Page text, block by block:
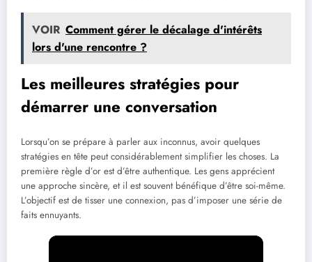
VOIR Comment gérer le décalage d'intérêts
lors d'une rencontre ?
Les meilleures stratégies pour
démarrer une conversation
Lorsqu’on se prépare à parler aux inconnus, avoir quelques
stratégies en tête peut considérablement simplifier les choses. La
première règle d’or est d’être authentique. Les gens apprécient
une approche sincère, et il est souvent bénéfique d’être soi-même.
L’objectif est de tisser une connexion, pas d’imposer une série de
faits ennuyants.